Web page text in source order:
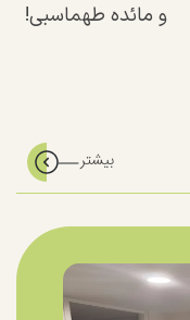
و مائده طهماسبی!